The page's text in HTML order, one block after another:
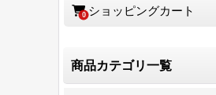
0 ショッピングカート
商品カテゴリ一覧